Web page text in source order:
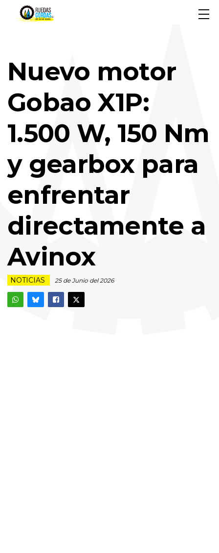
Nuevo motor
Gobao X1P:
1.500 W, 150 Nm
y gearbox para
enfrentar
directamente a
Avinox
NOTICIAS 25 de Junio del 2026